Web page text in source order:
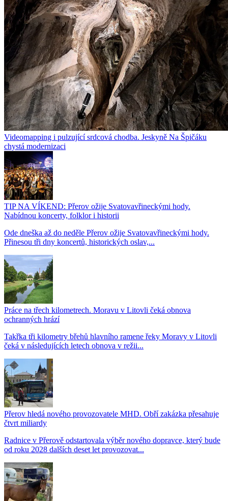
Videomapping i pulzující srdcová chodba. Jeskyně Na Špičáku
chystá modernizaci
TIP NA VÍKEND: Přerov ožije Svatovavřineckými hody.
Nabídnou koncerty, folklor i historii
Ode dneška až do neděle Přerov ožije Svatovavřineckými hody.
Přinesou tři dny koncertů, historických oslav,...
Práce na třech kilometrech. Moravu v Litovli čeká obnova
ochranných hrází
Takřka tři kilometry břehů hlavního ramene řeky Moravy v Litovli
čeká v následujících letech obnova v režii...
Přerov hledá nového provozovatele MHD. Obří zakázka přesahuje
čtvrt miliardy
Radnice v Přerově odstartovala výběr nového dopravce, který bude
od roku 2028 dalších deset let provozovat...